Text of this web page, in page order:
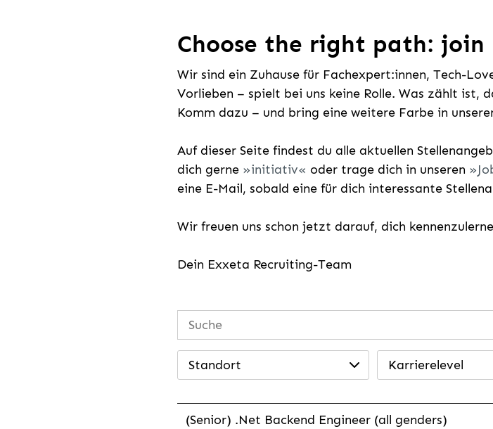
Choose the right path: join
Wir sind ein Zuhause für Fachexpert:innen, Tech-
Vorlieben – spielt bei uns keine Rolle. Was zählt ist,
Komm dazu – und bring eine weitere Farbe in
Auf dieser Seite findest du alle aktuellen
dich gerne
initiativ oder trage dich in unseren
eine E-Mail, sobald eine für dich interessante
Wir freuen uns schon jetzt darauf, dich
Dein Exxeta Recruiting-Team
Standort Karrierelevel
(Senior) .Net Backend Engineer (all genders)